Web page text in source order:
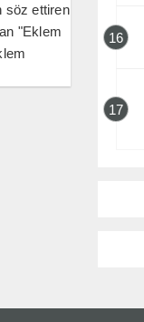
söz ettiren
"Eklem
16
17